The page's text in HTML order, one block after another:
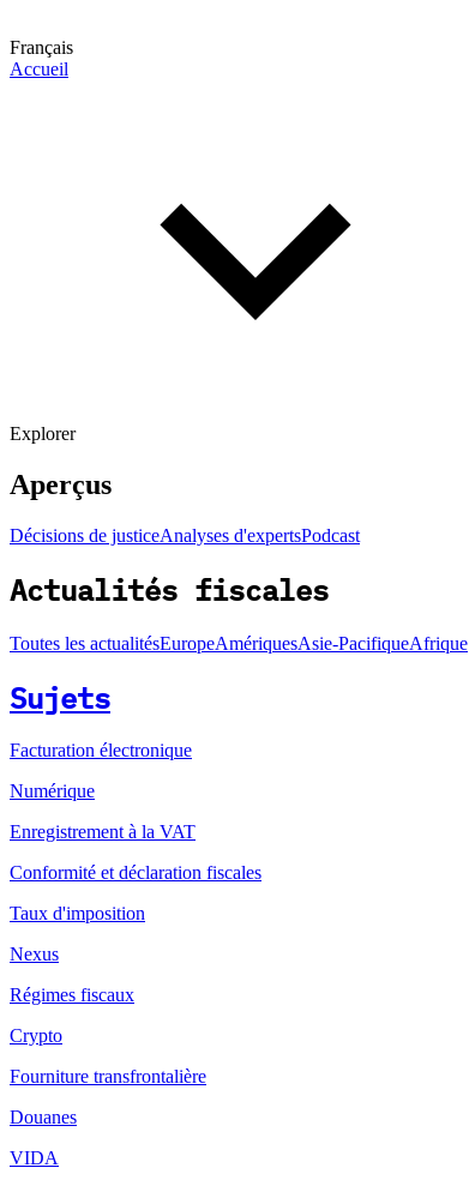
Français
Accueil
Explorer
Aperçus
Décisions de justiceAnalyses d'expertsPodcast
Actualités fiscales
Toutes les actualitésEuropeAmériquesAsie-PacifiqueAfrique
Sujets
Facturation électronique
Numérique
Enregistrement à la VAT
Conformité et déclaration fiscales
Taux d'imposition
Nexus
Régimes fiscaux
Crypto
Fourniture transfrontalière
Douanes
VIDA